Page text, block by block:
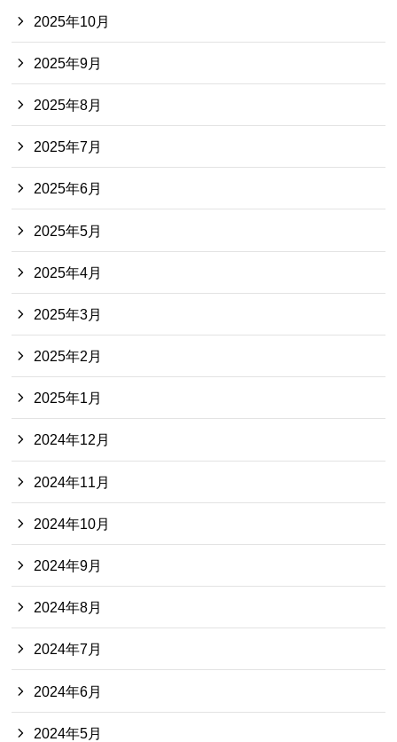
2025年10月
2025年9月
2025年8月
2025年7月
2025年6月
2025年5月
2025年4月
2025年3月
2025年2月
2025年1月
2024年12月
2024年11月
2024年10月
2024年9月
2024年8月
2024年7月
2024年6月
2024年5月